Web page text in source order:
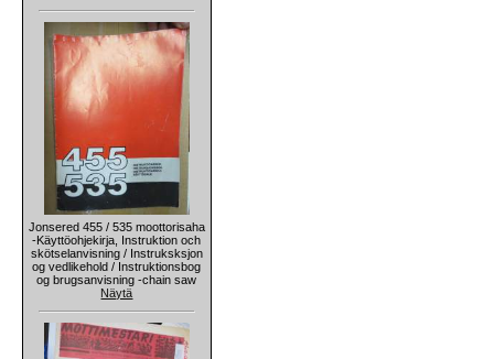
Jonsered 455 / 535 moottorisaha
-Käyttöohjekirja, Instruktion och
skötselanvisning / Instruksksjon
og vedlikehold / Instruktionsbog
og brugsanvisning -chain saw
Näytä